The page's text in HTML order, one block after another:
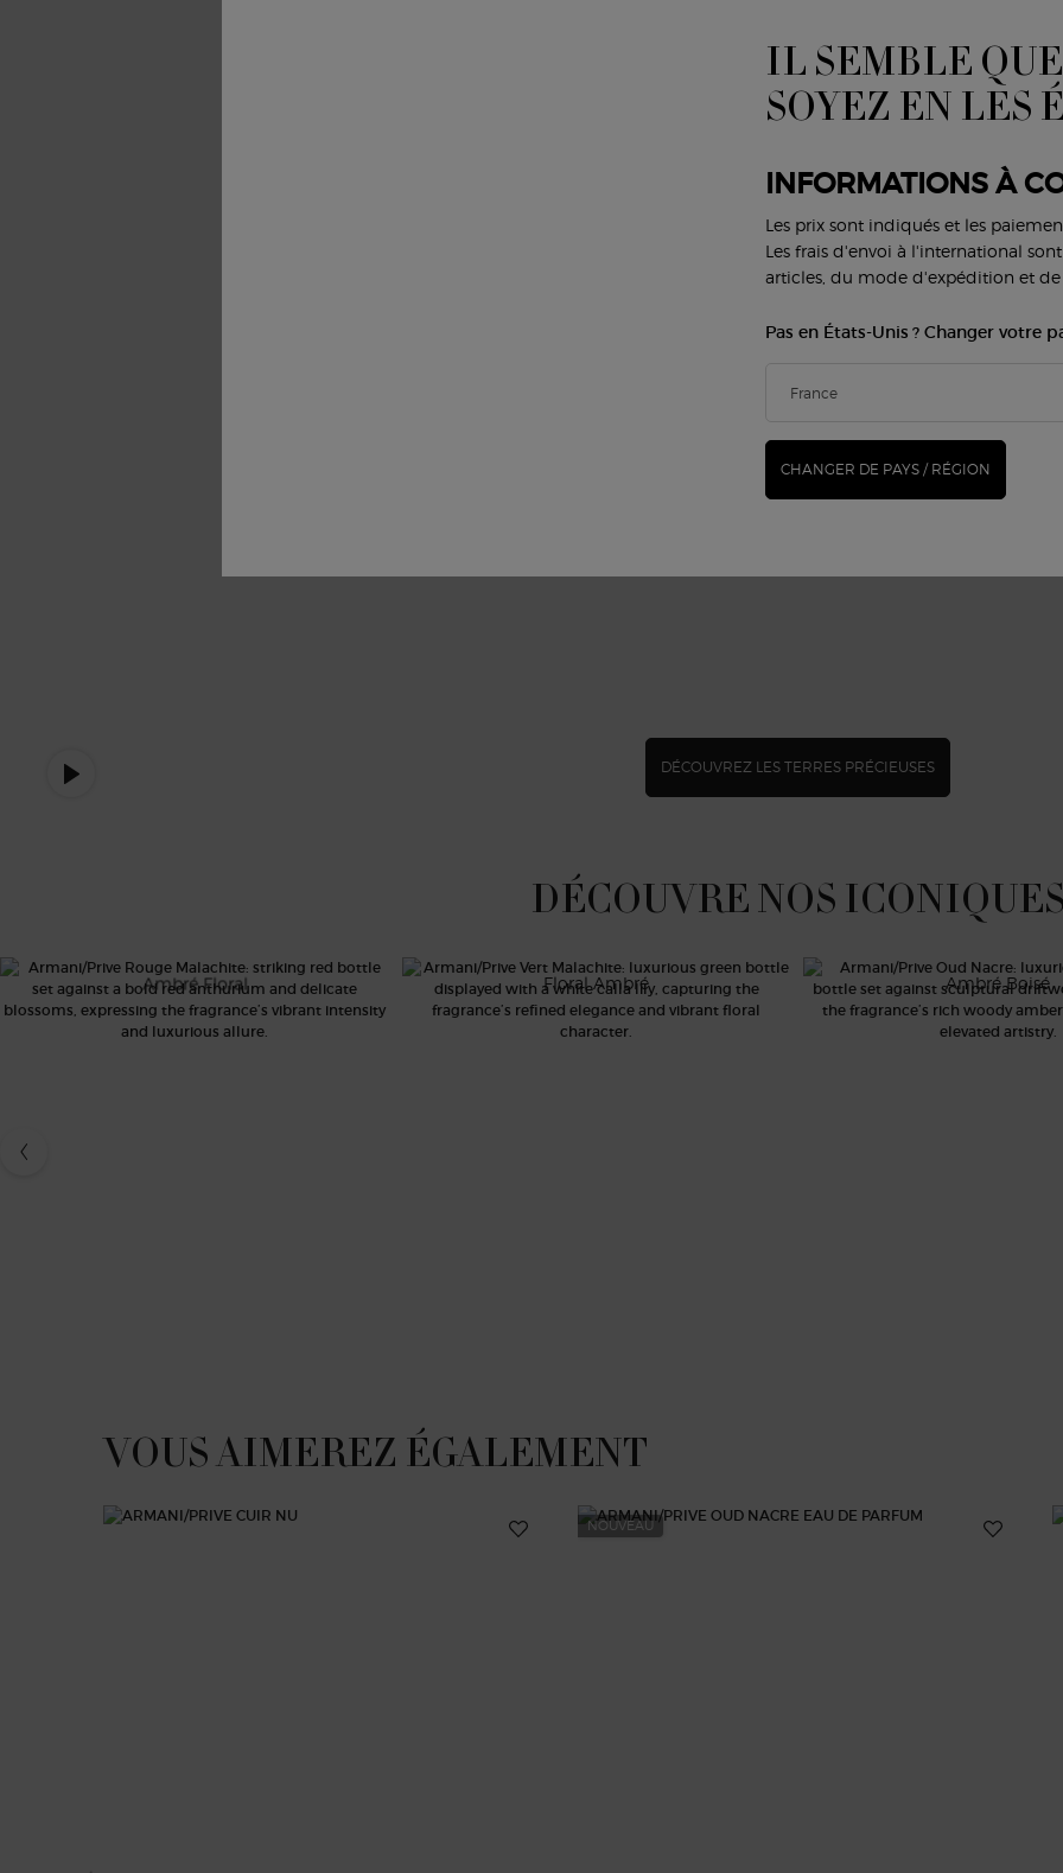
DÉCOUVREZ LES TERRES PRÉCIEUSES
DÉCOUVRE NOS
Ambré Floral Floral Ambré Ambré Boisé
VOUS AIMEREZ ÉGALEMENT
NOUVEAU
IL SEMBLE
SOYEZ EN LES
INFORMATIONS À
Les prix sont indiqués et les
Les frais d'envoi à l'international
articles, du mode d'expédition et
Pas en États-Unis ? Changer votre
CHANGER DE PAYS / RÉGION